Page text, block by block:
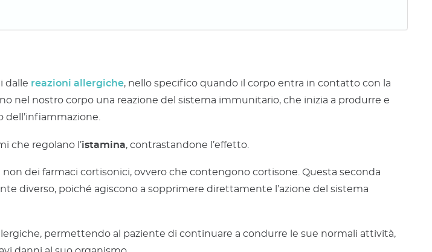
dalle reazioni allergiche, nello specifico quando il corpo entra in contatto con la
nel nostro corpo una reazione del sistema immunitario, che inizia a produrre e
dell’infiammazione.
che regolano l’istamina, contrastandone l’effetto.
dei farmaci cortisonici, ovvero che contengono cortisone. Questa seconda
diverso, poiché agiscono a sopprimere direttamente l’azione del sistema
permettendo al paziente di continuare a condurre le sue normali attività,